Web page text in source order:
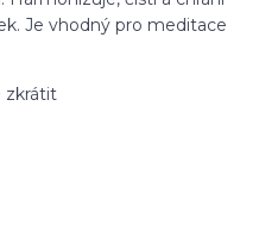
Je vhodný pro meditace
zkrátit